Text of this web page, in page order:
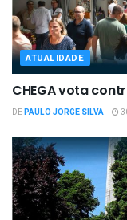
ATUALIDADE
CHEGA vota
DEPAULO JORGE SILVA